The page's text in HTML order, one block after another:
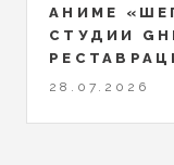
АНИМЕ
СТУДИИ
28.07.2026